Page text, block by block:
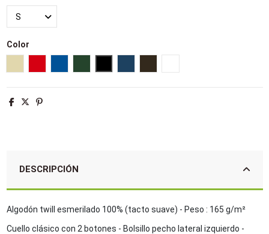
Color
DESCRIPCIÓN
Algodón twill esmerilado 100% (tacto suave) - Peso : 165 g/m²
Cuello clásico con 2 botones - Bolsillo pecho lateral izquierdo -